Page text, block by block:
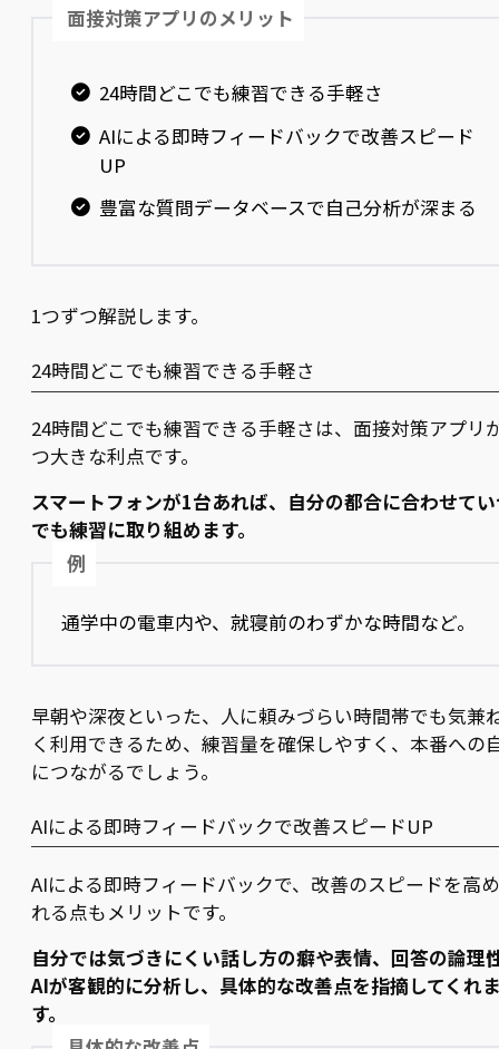
面接対策アプリのメリット
24時間どこでも練習できる手軽さ
AIによる即時フィードバックで改善スピード
UP
豊富な質問データベースで自己分析が深まる
1つずつ解説します。
24時間どこでも練習できる手軽さ
24時間どこでも練習できる手軽さは、面接対策アプリ
つ大きな利点です。
スマートフォンが1台あれば、自分の都合に合わせて
でも練習に取り組めます。
例
通学中の電車内や、就寝前のわずかな時間など。
早朝や深夜といった、人に頼みづらい時間帯でも気兼
く利用できるため、練習量を確保しやすく、本番への
につながるでしょう。
AIによる即時フィードバックで改善スピードUP
AIによる即時フィードバックで、改善のスピードを高
れる点もメリットです。
自分では気づきにくい話し方の癖や表情、回答の論理
AIが客観的に分析し、具体的な改善点を指摘してくれ
す。